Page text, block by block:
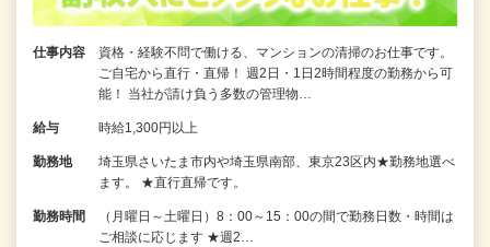
仕事内容
資格・経験不問で働ける、マンションの清掃のお仕事です。
ご自宅から直行・直帰！ 週2日・1日2時間程度の勤務から可
能！ 当社が請け負う多数の管理物…
給与 時給1,300円以上
勤務地
埼玉県さいたま市内や埼玉県南部、東京23区内★勤務地選べ
ます。 ★直行直帰です。
勤務時間
（月曜日～土曜日）8：00～15：00の間で勤務日数・時間は
ご相談に応じます ★週2…